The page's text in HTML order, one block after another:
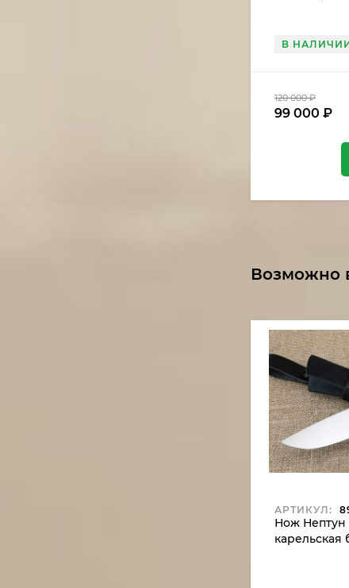
В
120 000₽
99 000 ₽
Возможно
АРТИКУЛ:
Нож Нептун
карельская